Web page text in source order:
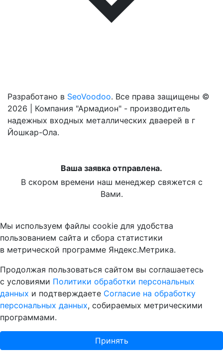
Разработано в SeoVoodoo. Все права защищены ©
2026 | Компания "Армадион" - производитель
надежных входных металлических дваерей в г
Йошкар-Ола.
Ваша заявка отправлена.
В скором времени наш менеджер свяжется с
Вами.
Мы используем файлы cookie для удобства
пользованием сайта и сбора статистики
в метрической программе Яндекс.Метрика.
Продолжая пользоваться сайтом вы соглашаетесь
с условиями Политики обработки персональных
данных и подтверждаете Согласие на обработку
персональных данных, собираемых метрическими
программами.
Принять